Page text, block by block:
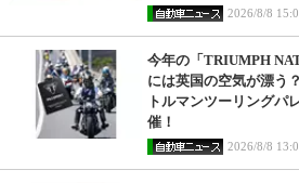
2026/8/8
今年の「TRIUMPH
には英国の空気が漂う
トルマンツーリングパ
催！
2026/8/8